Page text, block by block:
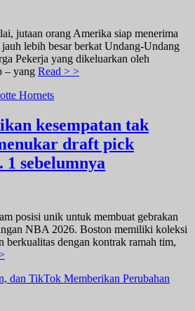
jutaan orang Amerika siap menerima
lebih besar berkat Undang-Undang
Pekerja yang dikeluarkan oleh
– yang Read > >
kesempatan tak
draft pick
1 sebelumnya
posisi unik untuk membuat gebrakan
NBA 2026. Boston memiliki koleksi
berkualitas dengan kontrak ramah tim,